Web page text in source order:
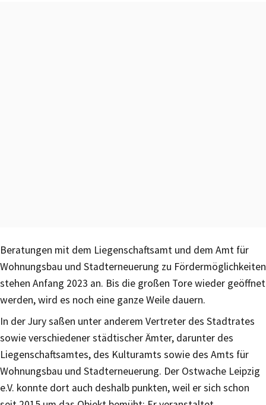
Beratungen mit dem Liegenschaftsamt und dem Amt für
Wohnungsbau und Stadterneuerung zu Fördermöglichkeiten
stehen Anfang 2023 an. Bis die großen Tore wieder geöffnet
werden, wird es noch eine ganze Weile dauern.
In der Jury saßen unter anderem Vertreter des Stadtrates
sowie verschiedener städtischer Ämter, darunter des
Liegenschaftsamtes, des Kulturamts sowie des Amts für
Wohnungsbau und Stadterneuerung. Der Ostwache Leipzig
e.V. konnte dort auch deshalb punkten, weil er sich schon